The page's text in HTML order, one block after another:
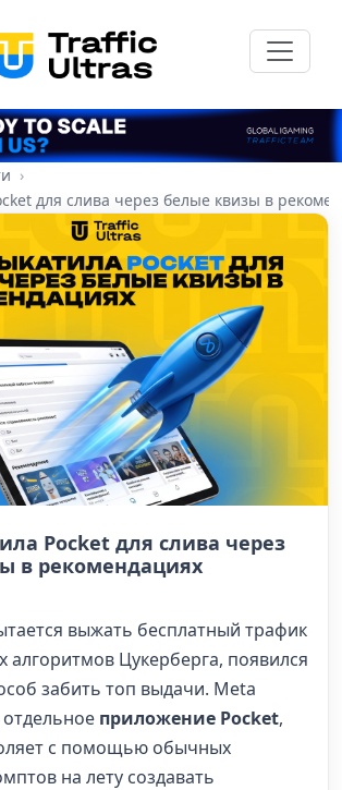
для слива через белые квизы в
Pocket для слива через
в рекомендациях
выжать бесплатный трафик
Цукерберга, появился
забить топ выдачи. Meta
приложение Pocket,
с помощью обычных
на лету создавать